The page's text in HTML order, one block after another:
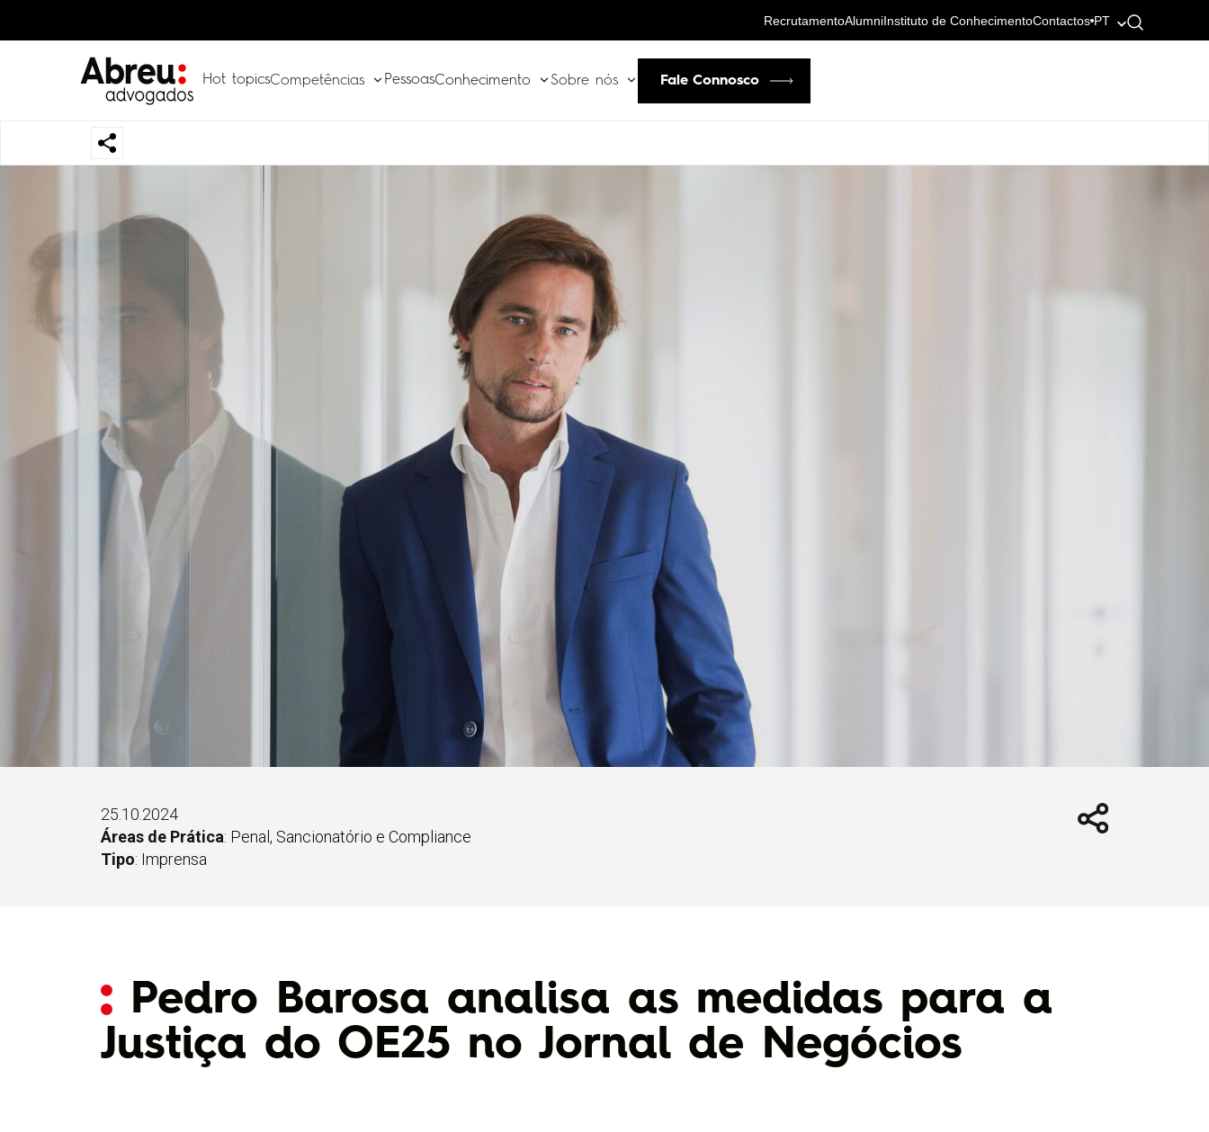
RecrutamentoAlumniInstituto de ConhecimentoContactos PT
Hot topicsCompetências PessoasConhecimento Sobre nós Fale Connosco
25.10.2024
Áreas de Prática: Penal, Sancionatório e Compliance
Tipo: Imprensa
Pedro Barosa analisa as medidas para a
Justiça do OE25 no Jornal de Negócios